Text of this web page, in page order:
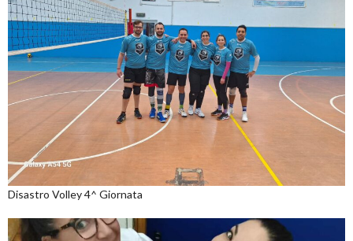
Disastro Volley 4^ Giornata